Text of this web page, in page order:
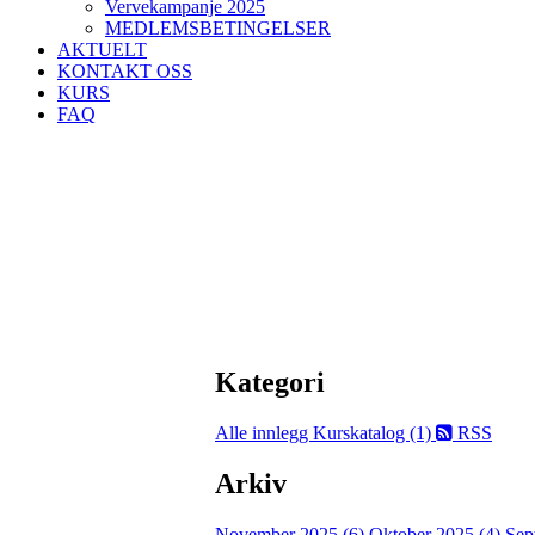
Vervekampanje 2025
MEDLEMSBETINGELSER
AKTUELT
KONTAKT OSS
KURS
FAQ
Kategori
Alle innlegg Kurskatalog (1) RSS
Arkiv